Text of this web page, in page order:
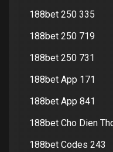
188bet 250 335
188bet 250 719
188bet 250 731
188bet App 171
188bet App 841
188bet Cho Dien
188bet Codes 243